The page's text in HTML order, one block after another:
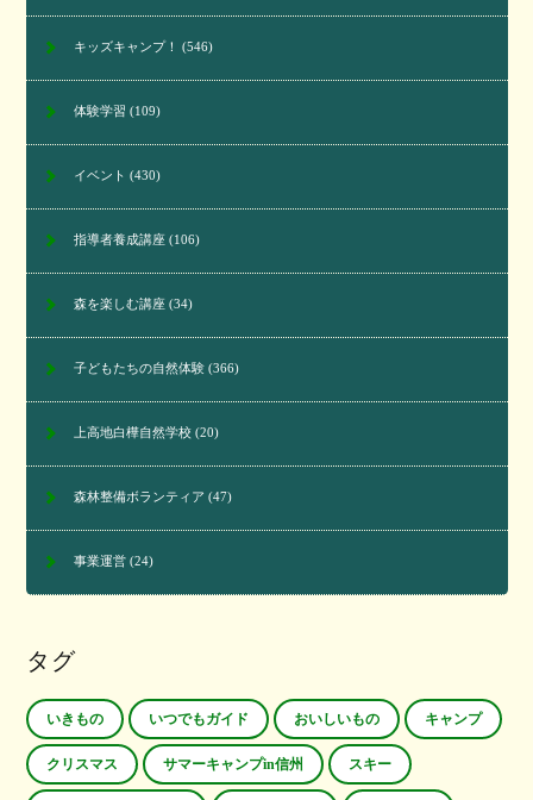
キッズキャンプ！ (546)
体験学習 (109)
イベント (430)
指導者養成講座(106)
森を楽しむ講座(34)
子どもたちの自然体験(366)
上高地白樺自然学校(20)
森林整備ボランティア (47)
事業運営(24)
タグ
いきもの いつでもガイド おいしいもの キャンプ
クリスマス サマーキャンプin信州 スキー